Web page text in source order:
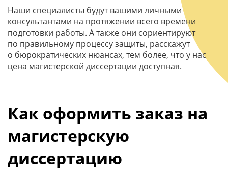
Наши специалисты будут вашими личными
консультантами на протяжении всего времени
подготовки работы. А также они сориентируют
по правильному процессу защиты, расскажут
о бюрократических нюансах, тем более, что у нас
цена магистерской диссертации доступная.
Как оформить заказ на
магистерскую
диссертацию